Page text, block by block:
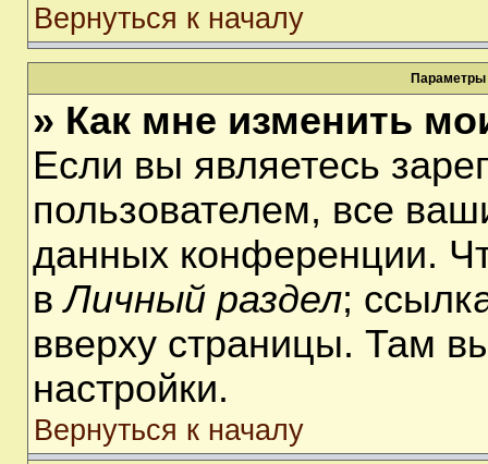
Вернуться к началу
Параметры
» Как мне изменить
Если вы являетесь
пользователем, все
данных конференции.
вЛичный раздел;
вверху страницы. Там
настройки.
Вернуться к началу